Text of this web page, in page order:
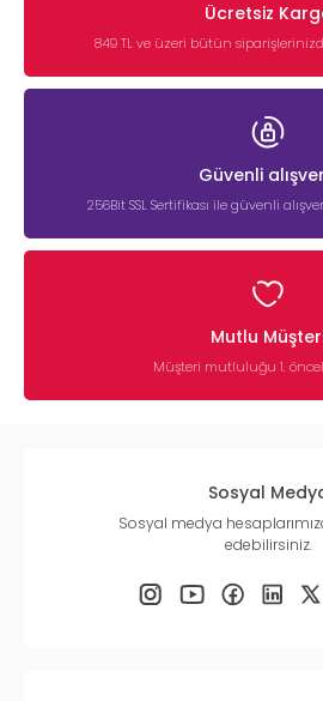
Ücretsiz
849 TL ve üzeri bütün
Güvenli
256Bit SSL Sertifikası ile güvenli
Mutlu
Müşteri mutluluğu 1.
Sosyal
Sosyal medya
edebilirsiniz.